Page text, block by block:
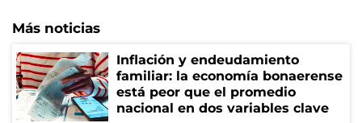
Más noticias
Inflación y endeudamiento
familiar: la economía bonaerense
está peor que el promedio
nacional en dos variables clave